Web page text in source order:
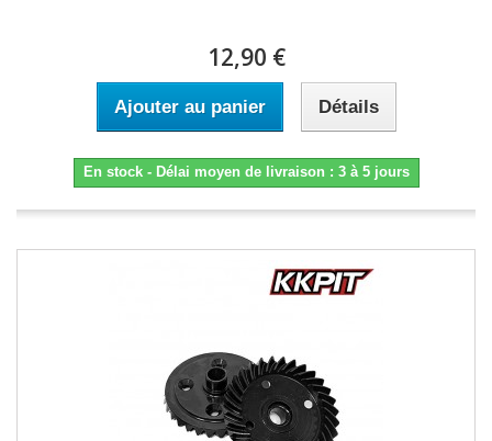
12,90 €
Ajouter au panier Détails
En stock - Délai moyen de livraison : 3 à 5 jours